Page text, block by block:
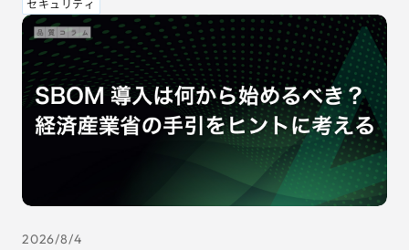
※その他のご連絡は 03-5333-1246
2026/8/4